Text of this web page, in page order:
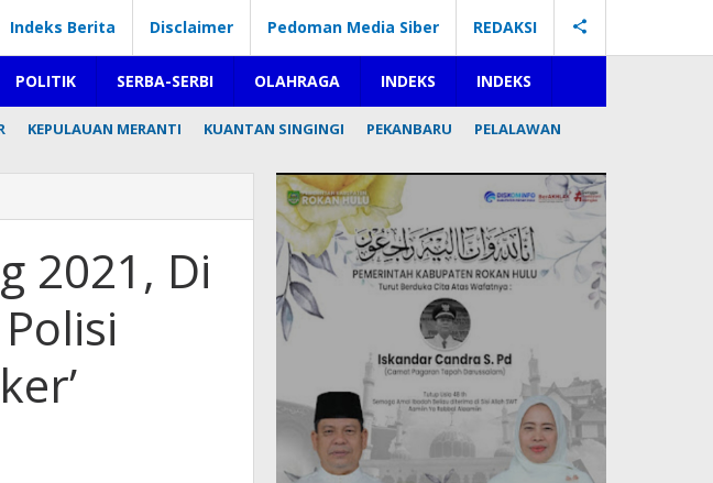
Indeks Berita Disclaimer Pedoman Media Siber REDAKSI
POLITIK SERBA-SERBI OLAHRAGA INDEKS INDEKS
KEPULAUAN MERANTI KUANTAN SINGINGI PEKANBARU
PELALAWAN
2021, Di